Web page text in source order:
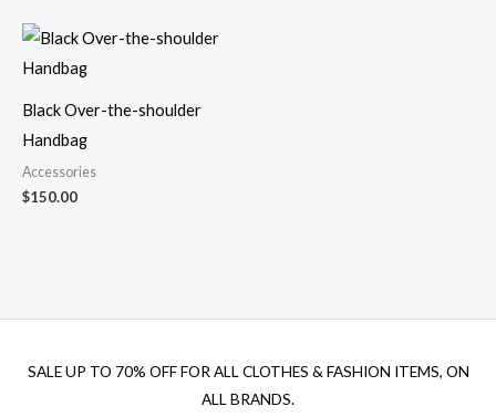
Black Over-the-shoulder
Handbag
Accessories
$150.00
SALE UP TO 70% OFF FOR ALL CLOTHES & FASHION ITEMS, ON
ALL BRANDS.